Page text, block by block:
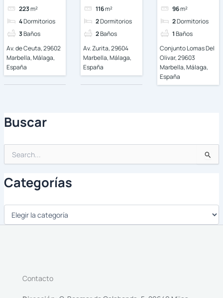
223m²
4Dormitorios
3Baños
Av. de Ceuta, 29602
Marbella, Málaga,
España
116m²
2Dormitorios
2Baños
Av. Zurita, 29604
Marbella, Málaga,
España
96m²
2Dormitorios
1Baños
Conjunto Lomas Del
Olivar, 29603
Marbella, Málaga,
España
Buscar
Buscar
por:
Categorías
Contacto